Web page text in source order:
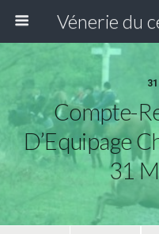
Compte-
D’Equipage
31